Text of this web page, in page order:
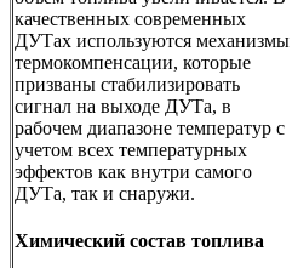
качественных современных
ДУТах используются механизмы
термокомпенсации, которые
призваны стабилизировать
сигнал на выходе ДУТа, в
рабочем диапазоне температур с
учетом всех температурных
эффектов как внутри самого
ДУТа, так и снаружи.
Химический состав топлива